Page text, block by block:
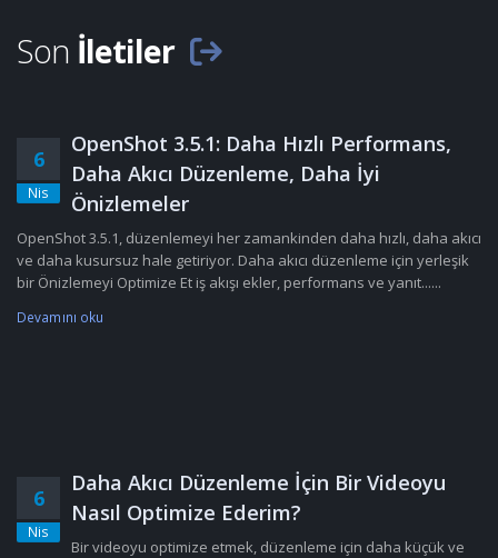
Son İletiler
6
Nis
OpenShot 3.5.1: Daha Hızlı Performans,
Daha Akıcı Düzenleme, Daha İyi
Önizlemeler
OpenShot 3.5.1, düzenlemeyi her zamankinden daha hızlı, daha akıcı
ve daha kusursuz hale getiriyor. Daha akıcı düzenleme için yerleşik
bir Önizlemeyi Optimize Et iş akışı ekler, performans ve yanıt......
Devamını oku
6
Nis
Daha Akıcı Düzenleme İçin Bir Videoyu
Nasıl Optimize Ederim?
Bir videoyu optimize etmek, düzenleme için daha küçük ve